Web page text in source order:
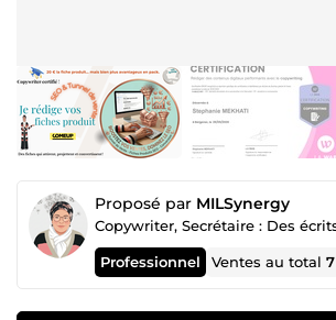
Proposé par MILSynergy
Professionnel Ventes au total7